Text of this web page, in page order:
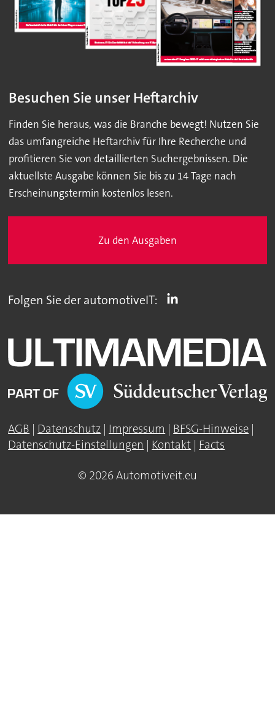
Besuchen Sie unser Heftarchiv
Finden Sie heraus, was die Branche bewegt! Nutzen Sie
das umfangreiche Heftarchiv für Ihre Recherche und
profitieren Sie von detaillierten Suchergebnissen. Die
aktuellste Ausgabe können Sie bis zu 14 Tage nach
Erscheinungstermin kostenlos lesen.
Zu den Ausgaben
Folgen Sie der automotiveIT:
AGB | Datenschutz | Impressum | BFSG-Hinweise |
Datenschutz-Einstellungen | Kontakt | Facts
© 2026 Automotiveit.eu